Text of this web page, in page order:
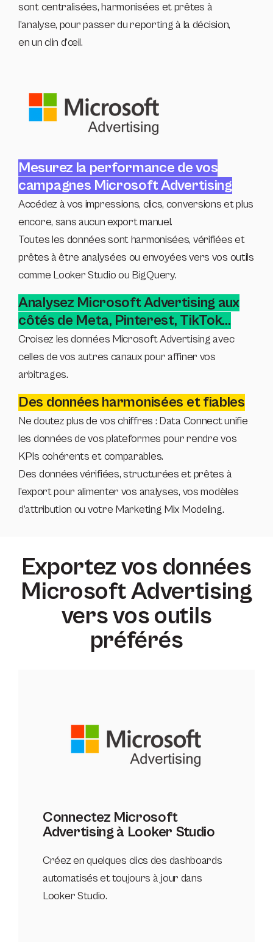
sont centralisées, harmonisées et prêtes à
l’analyse, pour passer du reporting à la décision,
en un clin d’œil.
Mesurez la performance de vos
campagnes Microsoft Advertising
Accédez à vos impressions, clics, conversions et plus
encore, sans aucun export manuel.
Toutes les données sont harmonisées, vérifiées et
prêtes à être analysées ou envoyées vers vos outils
comme Looker Studio ou BigQuery.
Analysez Microsoft Advertising aux
côtés de Meta, Pinterest, TikTok...
Croisez les données Microsoft Advertising avec
celles de vos autres canaux pour affiner vos
arbitrages.
Des données harmonisées et fiables
Ne doutez plus de vos chiffres : Data Connect unifie
les données de vos plateformes pour rendre vos
KPIs cohérents et comparables.
Des données vérifiées, structurées et prêtes à
l’export pour alimenter vos analyses, vos modèles
d’attribution ou votre Marketing Mix Modeling.
Exportez vos données
Microsoft Advertising
vers vos outils
préférés
Connectez Microsoft
Advertising à Looker Studio
Créez en quelques clics des dashboards
automatisés et toujours à jour dans
Looker Studio.